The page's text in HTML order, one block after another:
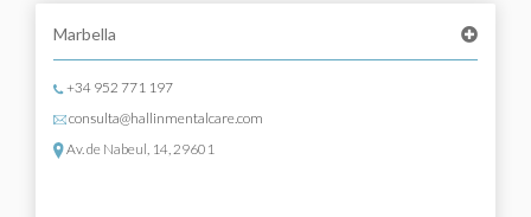
Marbella
+34 952 771 197
consulta@hallinmentalcare.com
Av. de Nabeul, 14, 29601